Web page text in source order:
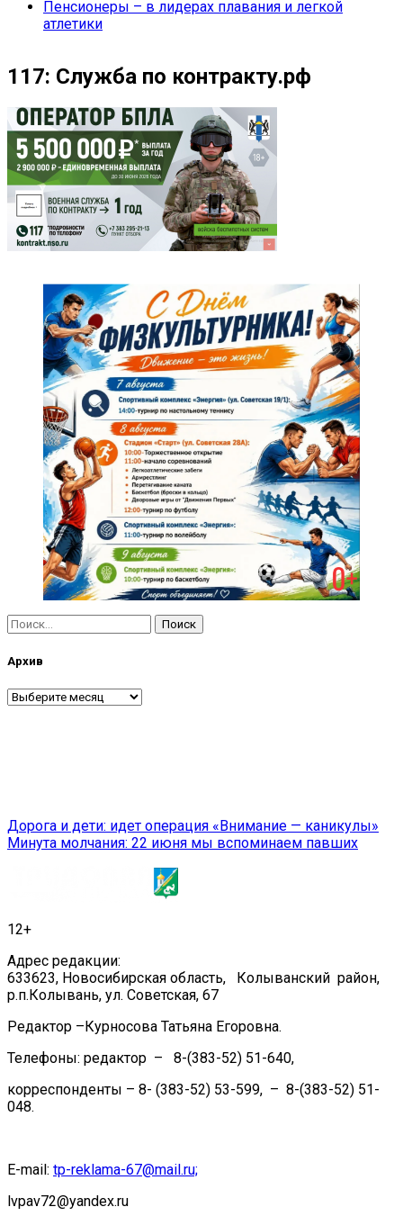
Пенсионеры – в лидерах плавания и легкой
атлетики
117: Служба по контракту.рф
Найти:
Архив
Архив
Навигация
по
Дорога и дети: идет операция «Внимание — каникулы»
Минута молчания: 22 июня мы вспоминаем павших
12+
Адрес редакции:
633623, Новосибирская область, Колыванский район,
р.п.Колывань, ул. Советская, 67
Редактор –Курносова Татьяна Егоровна.
Телефоны: редактор – 8-(383-52) 51-640,
корреспонденты – 8- (383-52) 53-599, – 8-(383-52) 51-
048.
E-mail: tp-reklama-67@mail.ru;
lvpav72@yandex.ru